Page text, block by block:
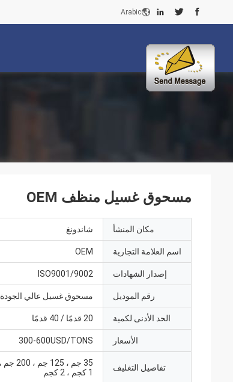
Arabic
مسحوق غسيل منظف OEM
مكان المنشأ شاندونغ
اسم العلامة التجارية OEM
إصدار الشهادات ISO9001/9002
رقم الموديل مسحوق غسيل عالي الجودة
الحد الأدنى لكمية 20 قدمًا / 40 قدمًا
الأسعار 300-600USD/TONS
تفاصيل التغليف
1 كجم ، 2 كجم